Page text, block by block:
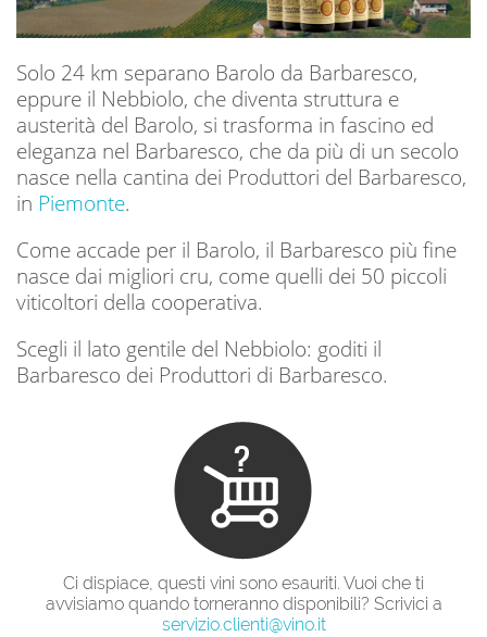
Solo 24 km separano Barolo da Barbaresco,
eppure il Nebbiolo, che diventa struttura e
austerità del Barolo, si trasforma in fascino ed
eleganza nel Barbaresco, che da più di un secolo
nasce nella cantina dei Produttori del Barbaresco,
in Piemonte.
Come accade per il Barolo, il Barbaresco più fine
nasce dai migliori cru, come quelli dei 50 piccoli
viticoltori della cooperativa.
Scegli il lato gentile del Nebbiolo: goditi il
Barbaresco dei Produttori di Barbaresco.
Ci dispiace, questi vini sono esauriti. Vuoi che ti
avvisiamo quando torneranno disponibili? Scrivici a
servizio.clienti@vino.it